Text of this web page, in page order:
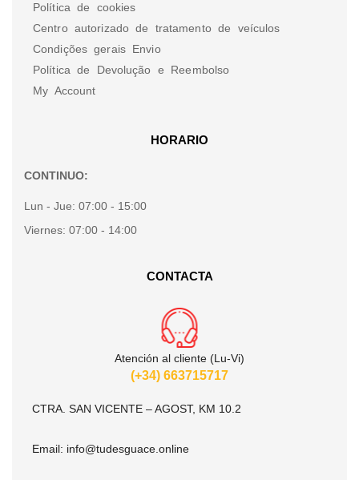
Política de cookies
Centro autorizado de tratamento de veículos
Condições gerais Envio
Política de Devolução e Reembolso
My Account
HORARIO
CONTINUO:
Lun - Jue: 07:00 - 15:00
Viernes: 07:00 - 14:00
CONTACTA
Atención al cliente (Lu-Vi)
(+34) 663715717
CTRA. SAN VICENTE – AGOST, KM 10.2
Email: info@tudesguace.online